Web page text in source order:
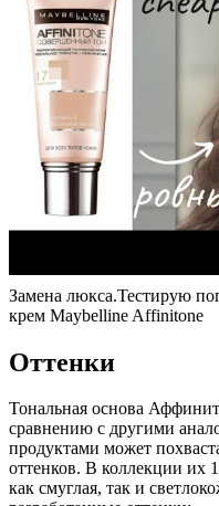
Замена люкса.Тестирую
крем Maybelline Affinitone
Оттенки
Тональная основа
сравнению с другими
продуктами может
оттенков. В коллекции их
как смуглая, так и